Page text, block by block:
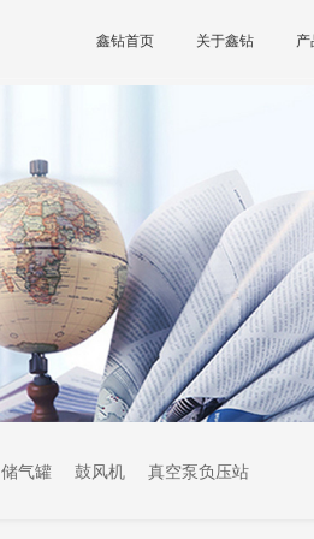
鑫钻首页 关于鑫钻
储气罐 鼓风机 真空泵负压站